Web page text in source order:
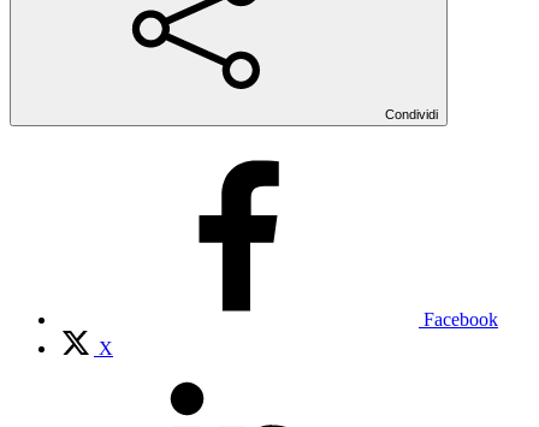
Condividi
Facebook
X